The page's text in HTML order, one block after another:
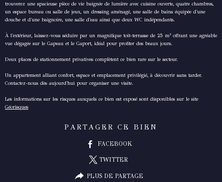
trouverez une spacieuse pièce de vie baignée de lumière avec cuisine ouverte, quatre chambres,
un espace bureau ou salle de jeux, un dressing aménagé, une salle de bains équipée d'une
douche et d'une baignoire, une salle d'eau ainsi que deux WC indépendants.
À l'extérieur, laissez-vous séduire par un magnifique toit-terrasse de 25 m² offrant une agréable
vue dégagée sur le Gapeau et le Gaport, idéal pour profiter des beaux jours.
Deux places de stationnement privatives complètent ce bien rare sur le secteur.
Un appartement alliant confort, espace et emplacement privilégié, à découvrir sans tarder.
Contactez-nous dès aujourd'hui pour organiser une visite.
Les informations sur les risques auxquels ce bien est exposé sont disponibles sur le site
Géorisques
PARTAGER CE BIEN
FACEBOOK
TWITTER
PLUS DE PARTAGE